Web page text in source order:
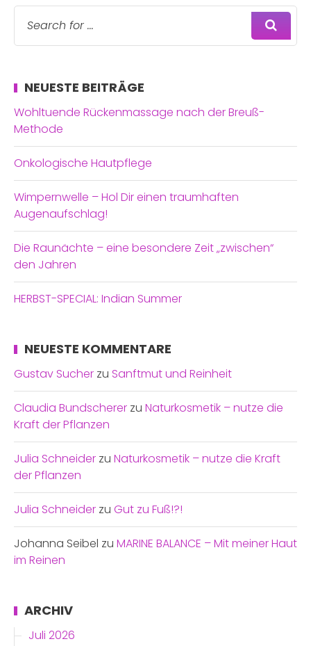
NEUESTE BEITRÄGE
Wohltuende Rückenmassage nach der Breuß-
Methode
Onkologische Hautpflege
Wimpernwelle – Hol Dir einen traumhaften
Augenaufschlag!
Die Raunächte – eine besondere Zeit „zwischen“
den Jahren
HERBST-SPECIAL: Indian Summer
NEUESTE KOMMENTARE
Gustav Sucher zu Sanftmut und Reinheit
Claudia Bundscherer zu Naturkosmetik – nutze die
Kraft der Pflanzen
Julia Schneider zu Naturkosmetik – nutze die Kraft
der Pflanzen
Julia Schneider zu Gut zu Fuß!?!
Johanna Seibel zu MARINE BALANCE – Mit meiner Haut
im Reinen
ARCHIV
Juli 2026